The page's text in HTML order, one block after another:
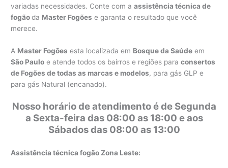
variadas necessidades. Conte com aassistência técnica de
fogãoda Master Fogões e garanta o resultado que você
merece.
A Master Fogões esta localizada em Bosque da Saúde em
São Paulo e atende todos os bairros e regiões paraconsertos
de Fogões de todas as marcas e modelos, para gás GLP e
para gás Natural (encanado).
Nosso horário de atendimento é de Segunda
a Sexta-feira das 08:00 as 18:00 e aos
Sábados das 08:00 as 13:00
Assistência técnica fogão Zona Leste: